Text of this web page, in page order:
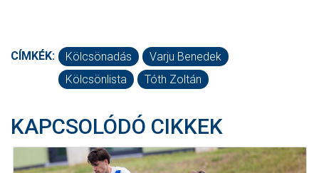
CÍMKÉK: Kölcsönadás
Varju Benedek
Kölcsönlista
Tóth Zoltán
KAPCSOLÓDÓ CIKKEK